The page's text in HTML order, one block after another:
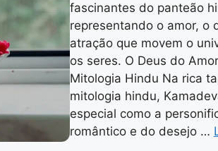
fascinantes do panteão
representando o amor, o
atração que movem o
os seres. O Deus do
Mitologia Hindu Na rica
mitologia hindu,
especial como a
romântico e do desejo …